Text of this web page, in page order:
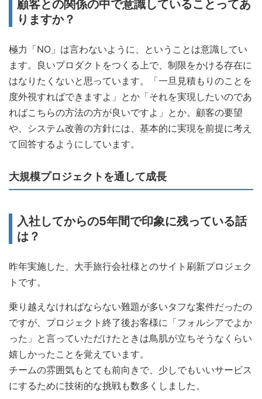
顧客との関係の中で意識していることってあ
りますか？
極力「NO」は言わないように、ということは意識してい
ます。良いプロダクトをつくる上で、制限をかける存在に
はなりたくないと思っています。「一旦見積もりのことを
度外視すればできますよ」とか「それを実現したいのであ
ればこちらの方法の方が良いですよ」とか。顧客の要望
や、システム改善の方針には、基本的に実現を前提に考え
て回答するようにしています。
大規模プロジェクトを通して成長
入社してからの5年間で印象に残っている話
は？
昨年実施した、大手旅行会社様とのサイト刷新プロジェク
トです。
乗り越えなければならない難題が多いタフな案件だったの
ですが、プロジェクト終了後お客様に「フォルシアでよか
った」と言っていただけたときは鳥肌が立ちそうなくらい
嬉しかったことを覚えています。
チームの雰囲気もとても前向きで、少しでもいいサービス
にするために技術的な挑戦も数多くしました。